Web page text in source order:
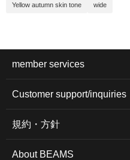
Yellow autumn skin tone wide
member services
Customer support/inquiries
規約・方針
About BEAMS